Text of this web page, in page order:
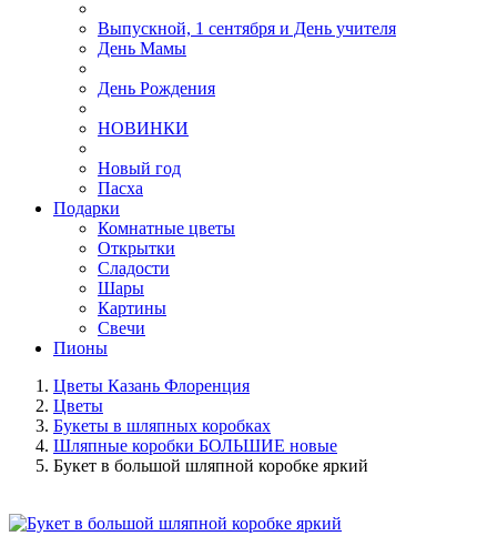
Выпускной, 1 сентября и День учителя
День Мамы
День Рождения
НОВИНКИ
Новый год
Пасха
Подарки
Комнатные цветы
Открытки
Сладости
Шары
Картины
Свечи
Пионы
Цветы Казань Флоренция
Цветы
Букеты в шляпных коробках
Шляпные коробки БОЛЬШИЕ новые
Букет в большой шляпной коробке яркий